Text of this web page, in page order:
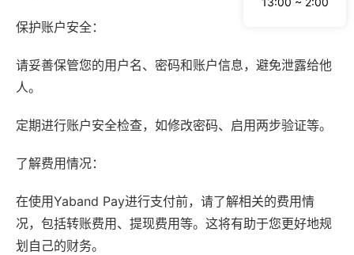
保护账户安全：
请妥善保管您的用户名、密码和账户信息，避免泄露给他
人。
定期进行账户安全检查，如修改密码、启用两步验证等。
了解费用情况：
在使用Yaband Pay进行支付前，请了解相关的费用情
况，包括转账费用、提现费用等。这将有助于您更好地规
划自己的财务。